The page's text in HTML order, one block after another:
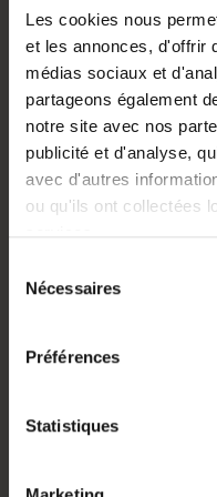
Les cookies nous
et les annonces, d'offrir
médias sociaux et
partageons également
notre site avec nos
publicité et d'analyse,
avec d'autres
ou qu'ils ont collectées
services.
Nécessaires
Préférences
Statistiques
Informations
Le Lenovo
variés. Il est équipé
de 20 Go de
Son écran 14
Lancement sur le
GTIN/EAN :
Dimensions (L x l x
Poids :